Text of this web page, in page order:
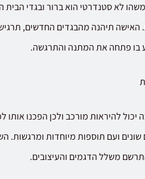
לא סטנדרטי הוא ברור ובגדי הבית
האישה תיהנה מהבגדים החדשים,
בו פתחה את המתנה והתרגשה.
להיראות מורכב ולכן הפכנו
שונים ועם תוספות מיוחדות
משלל הדגמים והעיצובים.